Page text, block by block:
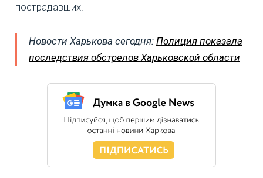
пострадавших.
Новости Харькова сегодня: Полиция показала
последствия обстрелов Харьковской области